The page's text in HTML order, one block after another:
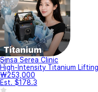
Sinsa Serea Clinic
High-Intensity Titanium
₩253,000
Est. $178.3